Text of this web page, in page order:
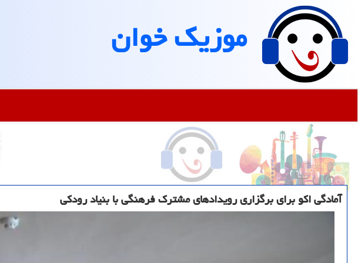
موزیك خوان
آمادگی اكو برای برگزاری رویدادهای مشترك فرهنگی با بنیاد رودكی